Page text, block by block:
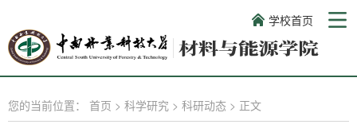
学校首页
您的当前位置： 首页 > 科学研究 > 科研动态 > 正文